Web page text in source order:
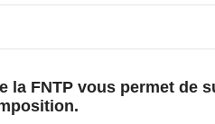
la FNTP vous permet de